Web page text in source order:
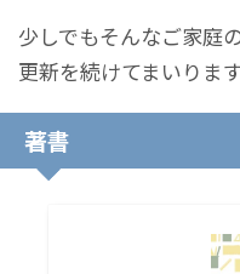
少しでもそんなご家庭
更新を続けてまいります
著書